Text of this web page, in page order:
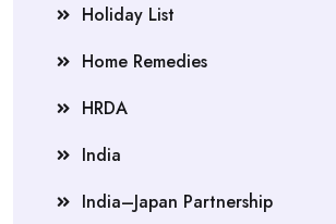
Holiday List
Home Remedies
HRDA
India
India–Japan Partnership